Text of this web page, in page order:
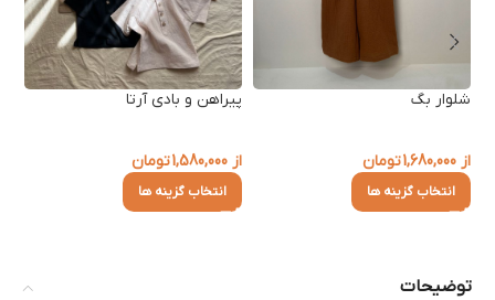
شلوار بگ
از1,680,000تومان
انتخاب گزینه ها
پیراهن و بادی آرتا
از1,580,000تومان
انتخاب گزینه ها
توضیحات